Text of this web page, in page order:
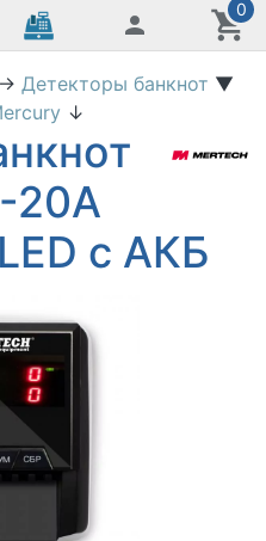
0
→ Детекторы банкнот ▼
↓
20A
с АКБ